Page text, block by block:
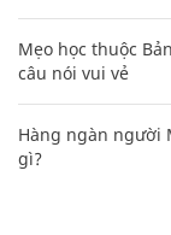
Mẹo học thuộc
câu nói vui vẻ
Hàng ngàn người
gì?